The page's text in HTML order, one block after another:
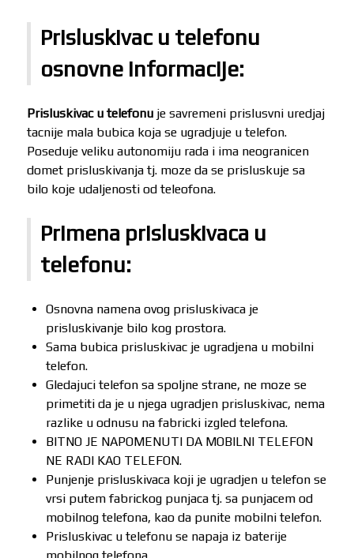
Prisluskivac u telefonu
osnovne informacije:
Prisluskivac u telefonu je savremeni prislusvni uredjaj
tacnije mala bubica koja se ugradjuje u telefon.
Poseduje veliku autonomiju rada i ima neogranicen
domet prisluskivanja tj. moze da se prisluskuje sa
bilo koje udaljenosti od teleofona.
Primena prisluskivaca u
telefonu:
Osnovna namena ovog prisluskivaca je
prisluskivanje bilo kog prostora.
Sama bubica prisluskivac je ugradjena u mobilni
telefon.
Gledajuci telefon sa spoljne strane, ne moze se
primetiti da je u njega ugradjen prisluskivac, nema
razlike u odnusu na fabricki izgled telefona.
BITNO JE NAPOMENUTI DA MOBILNI TELEFON
NE RADI KAO TELEFON.
Punjenje prisluskivaca koji je ugradjen u telefon se
vrsi putem fabrickog punjaca tj. sa punjacem od
mobilnog telefona, kao da punite mobilni telefon.
Prisluskivac u telefonu se napaja iz baterije